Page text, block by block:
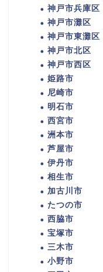
神戸市兵庫区
神戸市灘区
神戸市東灘区
神戸市北区
神戸市西区
姫路市
尼崎市
明石市
西宮市
洲本市
芦屋市
伊丹市
相生市
加古川市
たつの市
西脇市
宝塚市
三木市
小野市